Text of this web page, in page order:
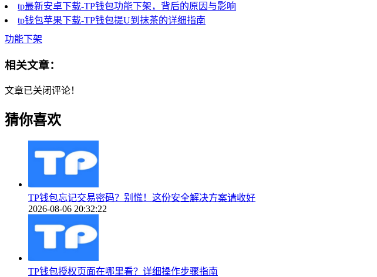
tp最新安卓下载-TP钱包功能下架，背后的原因与影响
tp钱包苹果下载-TP钱包提U到抹茶的详细指南
功能下架
相关文章：
文章已关闭评论！
猜你喜欢
TP钱包忘记交易密码？别慌！这份安全解决方案请收好
2026-08-06 20:32:22
TP钱包授权页面在哪里看？详细操作步骤指南